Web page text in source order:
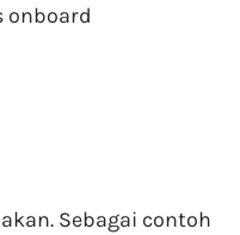
onboard
Sebagai contoh